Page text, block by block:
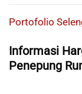
Portofolio
Informasi
Penepung